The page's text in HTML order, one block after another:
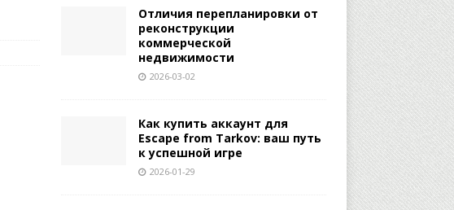
Отличия перепланировки от
реконструкции
коммерческой
недвижимости
2026-03-02
Как купить аккаунт для
Escape from Tarkov: ваш путь
к успешной игре
2026-01-29